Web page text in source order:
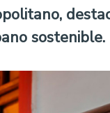
sostenible.